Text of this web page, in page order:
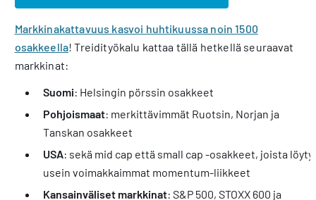
Markkinakattavuus kasvoi huhtikuussa noin 1500
osakkeella! Treidityökalu kattaa tällä hetkellä seuraavat
markkinat:
Suomi: Helsingin pörssin osakkeet
Pohjoismaat: merkittävimmät Ruotsin, Norjan ja
Tanskan osakkeet
USA: sekä mid cap että small cap -osakkeet, joista
usein voimakkaimmat momentum-liikkeet
Kansainväliset markkinat: S&P 500, STOXX 600 ja